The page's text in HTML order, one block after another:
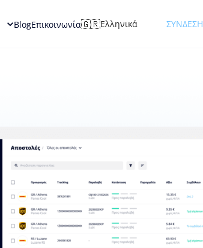
BlogΕπικοινωνία🇬🇷Ελληνικά ΣΎΝΔΕΣΗ